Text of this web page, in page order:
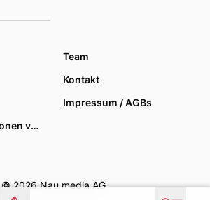
Team
Kontakt
Impressum / AGBs
Datenschutzoptionen verwalten
© 2026 Nau media AG